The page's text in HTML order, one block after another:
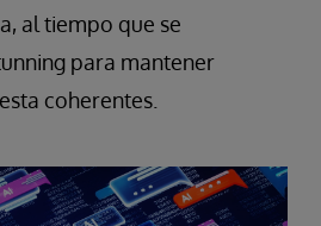
al tiempo que se
para mantener
coherentes.